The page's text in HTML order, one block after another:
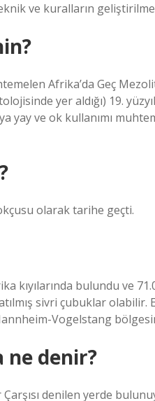
ve kuralların
Afrika’da Geç
yer aldığı) 19.
yay ve ok kullanımı
olarak tarihe geçti.
kıyılarında bulundu ve
sivri çubuklar olabilir.
Vogelstang
ne denir?
Çarşısı denilen yerde